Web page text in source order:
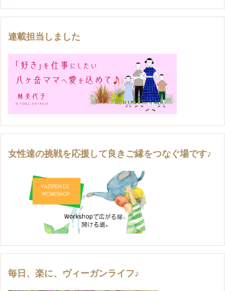
連載担当しました
女性達の挑戦を応援して良きご縁をつなぐ場です♪
毎日、楽に、ヴィーガンライフ♪